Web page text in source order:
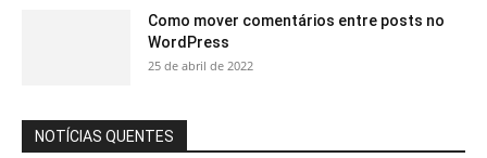
Como mover comentários entre posts no
WordPress
25 de abril de 2022
NOTÍCIAS QUENTES